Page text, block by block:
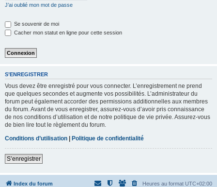
J’ai oublié mon mot de passe
Se souvenir de moi
Cacher mon statut en ligne pour cette session
S’ENREGISTRER
Vous devez être enregistré pour vous connecter. L’enregistrement ne prend
que quelques secondes et augmente vos possibilités. L’administrateur du
forum peut également accorder des permissions additionnelles aux membres
du forum. Avant de vous enregistrer, assurez-vous d’avoir pris connaissance
de nos conditions d’utilisation et de notre politique de vie privée. Assurez-vous
de bien lire tout le règlement du forum.
Conditions d’utilisation | Politique de confidentialité
S’enregistrer
Index du forum Heures au format UTC+02:00